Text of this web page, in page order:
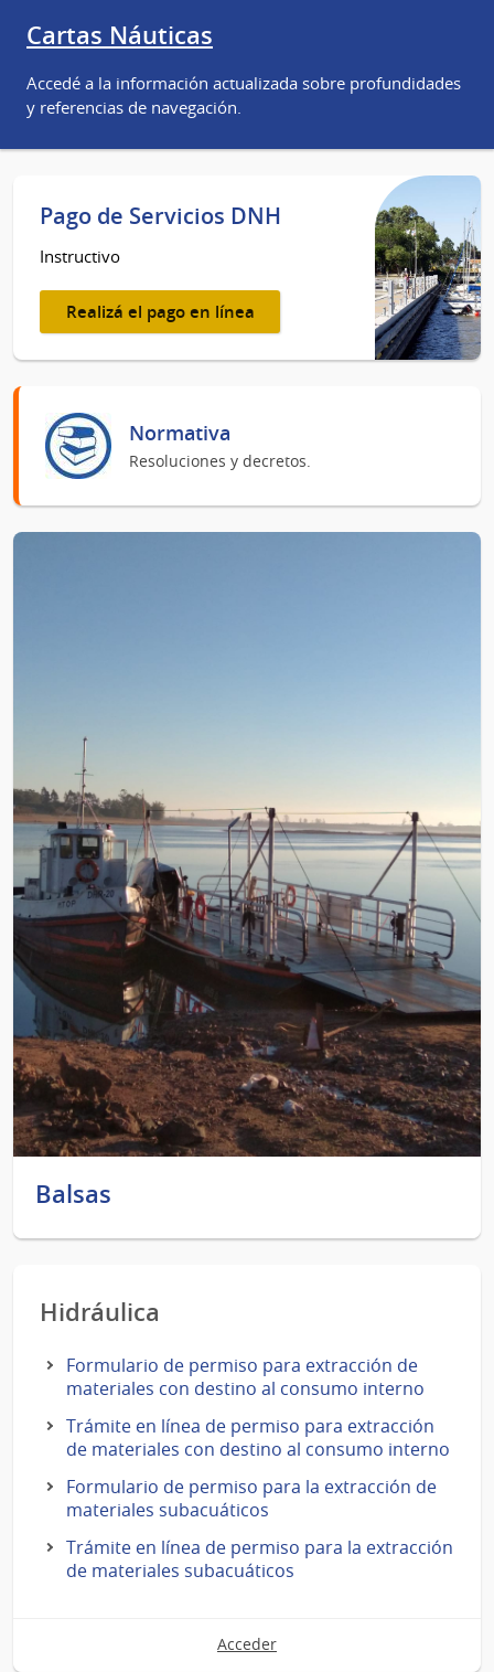
Cartas Náuticas
Accedé a la información actualizada sobre profundidades
y referencias de navegación.
Pago de Servicios DNH
Instructivo
Realizá el pago en línea
Normativa
Resoluciones y decretos.
Balsas
Hidráulica
Formulario de permiso para extracción de
materiales con destino al consumo interno
Trámite en línea de permiso para extracción
de materiales con destino al consumo interno
Formulario de permiso para la extracción de
materiales subacuáticos
Trámite en línea de permiso para la extracción
de materiales subacuáticos
Acceder